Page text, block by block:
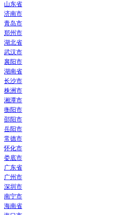
山东省
济南市
青岛市
郑州市
湖北省
武汉市
襄阳市
湖南省
长沙市
株洲市
湘潭市
衡阳市
邵阳市
岳阳市
常德市
怀化市
娄底市
广东省
广州市
深圳市
南宁市
海南省